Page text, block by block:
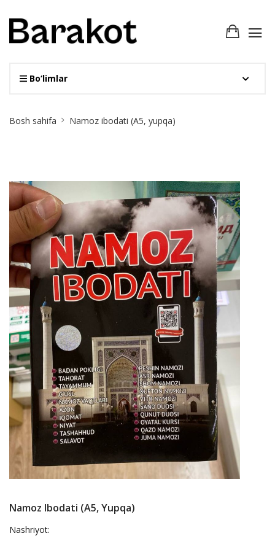
Bo‘limlar
Breadcrumb
Bosh sahifa Namoz ibodati (А5, yupqa)
Namoz Ibodati (А5, Yupqa)
Nashriyot: